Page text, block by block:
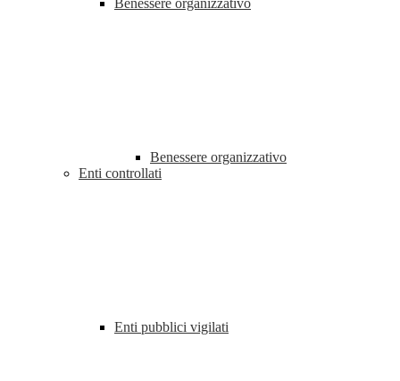
Benessere organizzativo
Benessere organizzativo
Enti controllati
Enti pubblici vigilati